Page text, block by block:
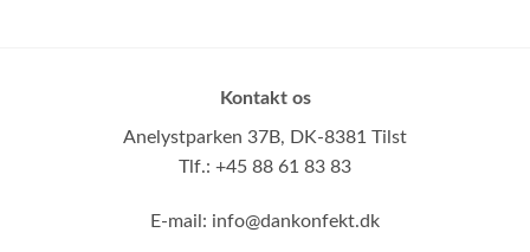
Kontakt os
Anelystparken 37B, DK-8381 Tilst
Tlf.: +45 88 61 83 83
E-mail: info@dankonfekt.dk